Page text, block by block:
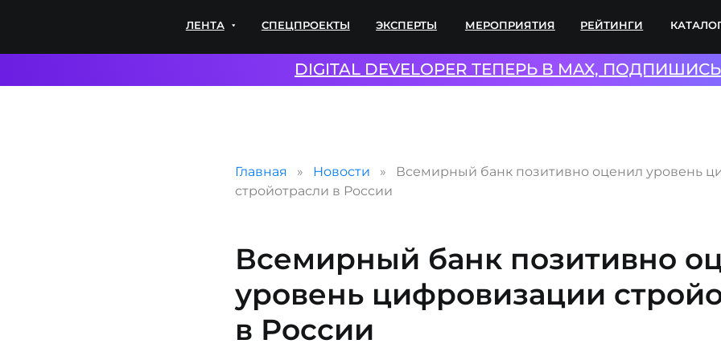
ЭКСПЕРТЫ КАТАЛОГИ
МЕРОПРИЯТИЯ
СПЕЦПРОЕКТЫ РЕЙТИНГИ
ЛЕНТА
DIGITAL DEVELOPER ТЕПЕРЬ В MAX, ПОДПИШИСЬ
Главная Новости
Всемирный банк позитивно оценил уровень
стройотрасли в России
Всемирный банк позитивно
уровень цифровизации
в России